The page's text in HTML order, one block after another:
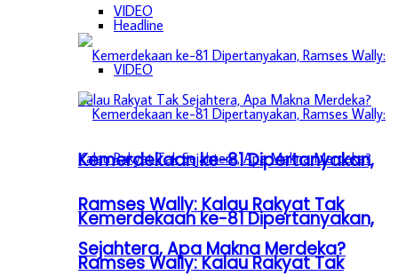
VIDEO
Kemerdekaan ke-81 Dipertanyakan,
Ramses Wally: Kalau Rakyat Tak
Sejahtera, Apa Makna Merdeka?
Headline
VIDEO
Kemerdekaan ke-81 Dipertanyakan,
Ramses Wally: Kalau Rakyat Tak